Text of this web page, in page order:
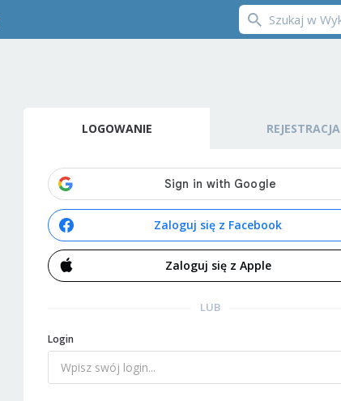
LOGOWANIE REJESTRACJA
Zaloguj się z Facebook
Zaloguj się z Apple
LUB
Login